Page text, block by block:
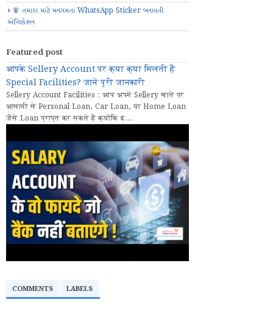
🧚 તમારા માટે મનગમતા WhatsApp Sticker બનાવતી
એપ્લિકેશન
Featured post
आपके Sellery Account पर क्या क्या मिलती हैं
Special Facilities? जानें पूरी जानकारी
Sellery Account Facilities : आप अपने Sellery खाते पर
आसानी से Personal Loan, Car Loan, या Home Loan
जैसे Loan प्राप्त कर सकते हैं क्योंकि इ...
COMMENTS LABELS